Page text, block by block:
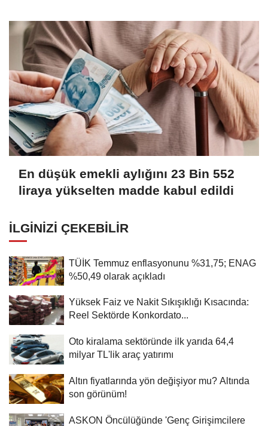
En düşük emekli aylığını 23 Bin 552
liraya yükselten madde kabul edildi
İLGINIZI ÇEKEBILIR
TÜİK Temmuz enflasyonunu %31,75; ENAG
%50,49 olarak açıkladı
Yüksek Faiz ve Nakit Sıkışıklığı Kısacında:
Reel Sektörde Konkordato...
Oto kiralama sektöründe ilk yarıda 64,4
milyar TL'lik araç yatırımı
Altın fiyatlarında yön değişiyor mu? Altında
son görünüm!
ASKON Öncülüğünde 'Genç Girişimcilere